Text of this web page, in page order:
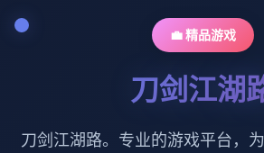
💼 精品游戏
刀剑江湖
刀剑江湖路。专业的游戏平台，